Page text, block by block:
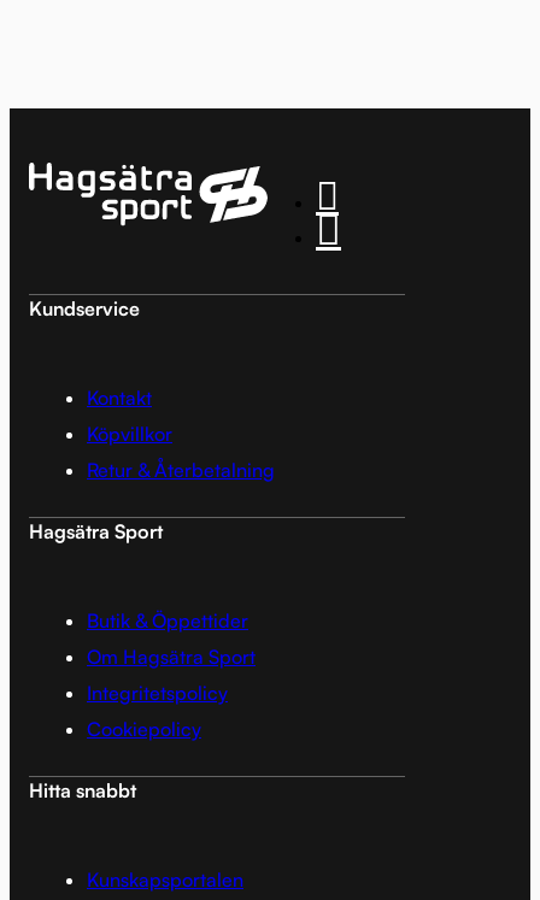
Kundservice
Kontakt
Köpvillkor
Retur & Återbetalning
Hagsätra Sport
Butik & Öppettider
Om Hagsätra Sport
Integritetspolicy
Cookiepolicy
Hitta snabbt
Kunskapsportalen